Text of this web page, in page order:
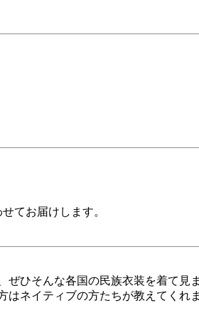
てお届けします。
ひそんな各国の民族衣装を着て見ま
ネイティブの方たちが教えてくれ